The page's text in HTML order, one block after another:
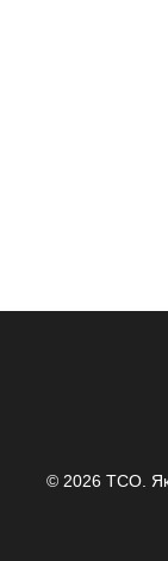
© 2026 ТСО.